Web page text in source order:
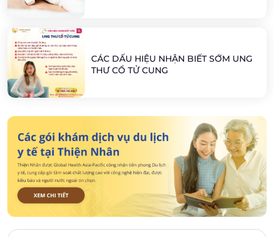
CÁC DẤU HIỆU NHẬN BIẾT SỚM UNG
THƯ CỔ TỬ CUNG